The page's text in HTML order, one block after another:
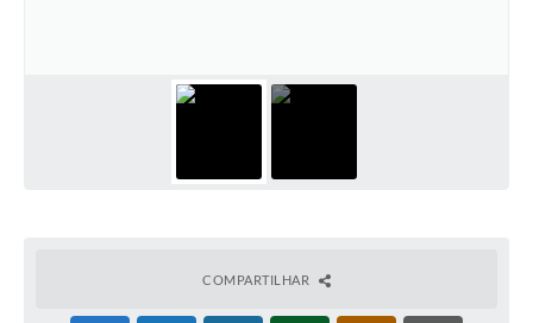
Relatório Ouvidoria 2022COMPARTILHAR